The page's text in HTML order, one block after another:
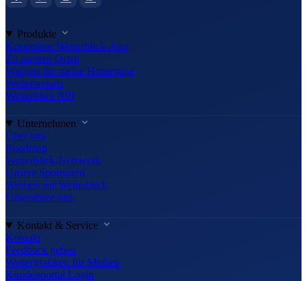
Produkte
Kostenlose Wetterblick-App
Zu meinen Orten
Widgets für meine Homepage
Wetterwissen
Wetterblick API
Unternehmen
Über uns
Roadmap
Wetterblick-Netzwerk
Unsere Sponsoren
Werben auf Wetterblick
Unterstütze uns
Kontakt & Service
Kontakt
Feedback geben
Wettergrafiken für Medien
Kundenportal Login